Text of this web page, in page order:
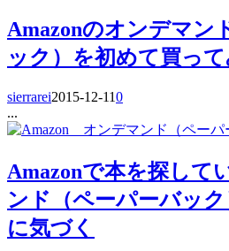
Amazonのオンデマン
ック）を初めて買っ
sierrarei2015-12-110
...
Amazonで本を探して
ンド（ペーパーバッ
に気づく